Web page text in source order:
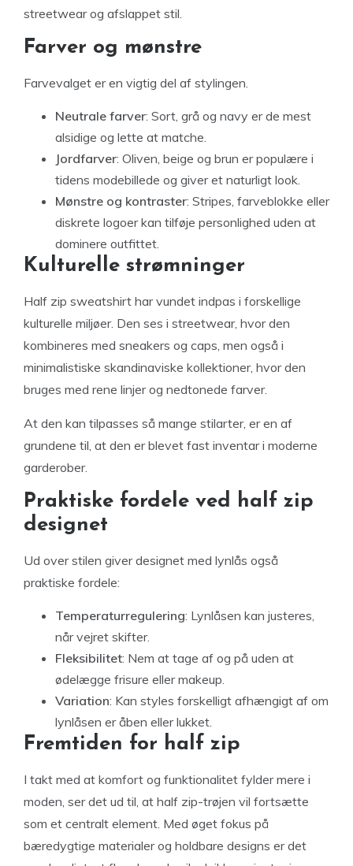
streetwear og afslappet stil.
Farver og mønstre
Farvevalget er en vigtig del af stylingen.
Neutrale farver: Sort, grå og navy er de mest
alsidige og lette at matche.
Jordfarver: Oliven, beige og brun er populære i
tidens modebillede og giver et naturligt look.
Mønstre og kontraster: Stripes, farveblokke eller
diskrete logoer kan tilføje personlighed uden at
dominere outfittet.
Kulturelle strømninger
Half zip sweatshirt har vundet indpas i forskellige
kulturelle miljøer. Den ses i streetwear, hvor den
kombineres med sneakers og caps, men også i
minimalistiske skandinaviske kollektioner, hvor den
bruges med rene linjer og nedtonede farver.
At den kan tilpasses så mange stilarter, er en af
grundene til, at den er blevet fast inventar i moderne
garderober.
Praktiske fordele ved half zip
designet
Ud over stilen giver designet med lynlås også
praktiske fordele:
Temperaturregulering: Lynlåsen kan justeres,
når vejret skifter.
Fleksibilitet: Nem at tage af og på uden at
ødelægge frisure eller makeup.
Variation: Kan styles forskelligt afhængigt af om
lynlåsen er åben eller lukket.
Fremtiden for half zip
I takt med at komfort og funktionalitet fylder mere i
moden, ser det ud til, at half zip-trøjen vil fortsætte
som et centralt element. Med øget fokus på
bæredygtige materialer og holdbare designs er det